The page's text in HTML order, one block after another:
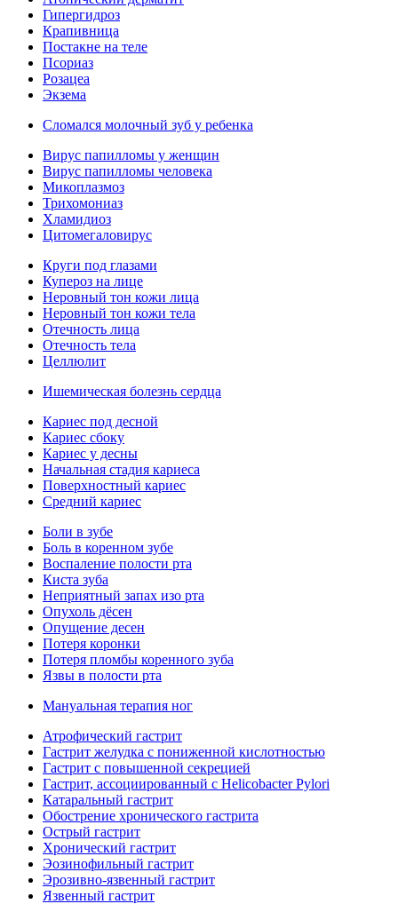
Гипергидроз
Крапивница
Постакне на теле
Псориаз
Розацеа
Экзема
Сломался молочный зуб у ребенка
Вирус папилломы у женщин
Вирус папилломы человека
Микоплазмоз
Трихомониаз
Хламидиоз
Цитомегаловирус
Круги под глазами
Купероз на лице
Неровный тон кожи лица
Неровный тон кожи тела
Отечность лица
Отечность тела
Целлюлит
Ишемическая болезнь сердца
Кариес под десной
Кариес сбоку
Кариес у десны
Начальная стадия кариеса
Поверхностный кариес
Средний кариес
Боли в зубе
Боль в коренном зубе
Воспаление полости рта
Киста зуба
Неприятный запах изо рта
Опухоль дёсен
Опущение десен
Потеря коронки
Потеря пломбы коренного зуба
Язвы в полости рта
Мануальная терапия ног
Атрофический гастрит
Гастрит желудка с пониженной кислотностью
Гастрит с повышенной секрецией
Гастрит, ассоциированный с Helicobacter Pylori
Катаральный гастрит
Обострение хронического гастрита
Острый гастрит
Хронический гастрит
Эозинофильный гастрит
Эрозивно-язвенный гастрит
Язвенный гастрит